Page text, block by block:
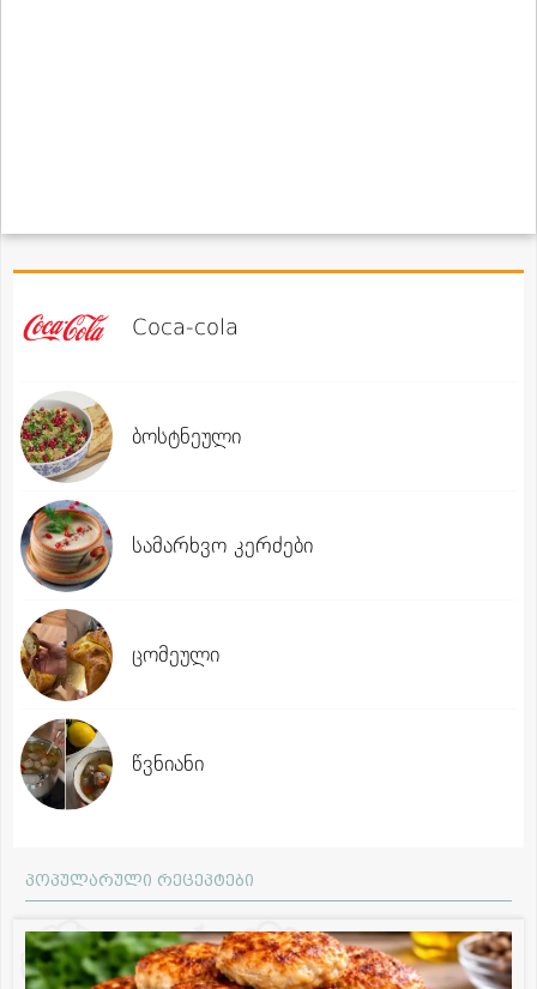
Coca-cola
ბოსტნეული
სამარხვო კერძები
ცომეული
წვნიანი
პოპულარული რეცეპტები